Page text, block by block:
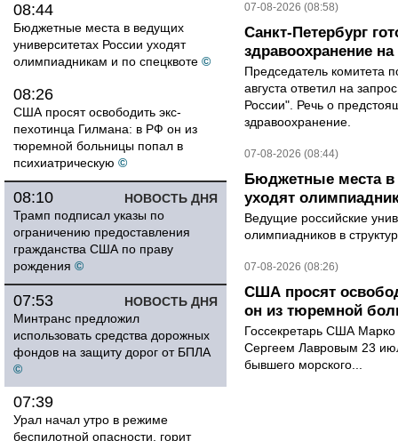
08:44
Бюджетные места в ведущих
университетах России уходят
олимпиадникам и по спецквоте ©
08:26
США просят освободить экс-
пехотинца Гилмана: в РФ он из
тюремной больницы попал в
психиатрическую ©
НОВОСТЬ ДНЯ
08:10
Трамп подписал указы по
ограничению предоставления
гражданства США по праву
рождения ©
НОВОСТЬ ДНЯ
07:53
Минтранс предложил
использовать средства дорожных
фондов на защиту дорог от БПЛА
©
07:39
Урал начал утро в режиме
беспилотной опасности, горит
07-08-2026 (08:58)
Санкт-Петербург
здравоохранение на
Председатель комитета
августа ответил на
России". Речь о
здравоохранение.
07-08-2026 (08:44)
Бюджетные места в
уходят
Ведущие российские
олимпиадников в
07-08-2026 (08:26)
США просят
он из тюремной
Госсекретарь США
Сергеем Лавровым 23
бывшего морского...